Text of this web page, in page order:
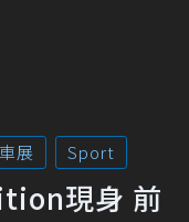
展 Sport
現身 前